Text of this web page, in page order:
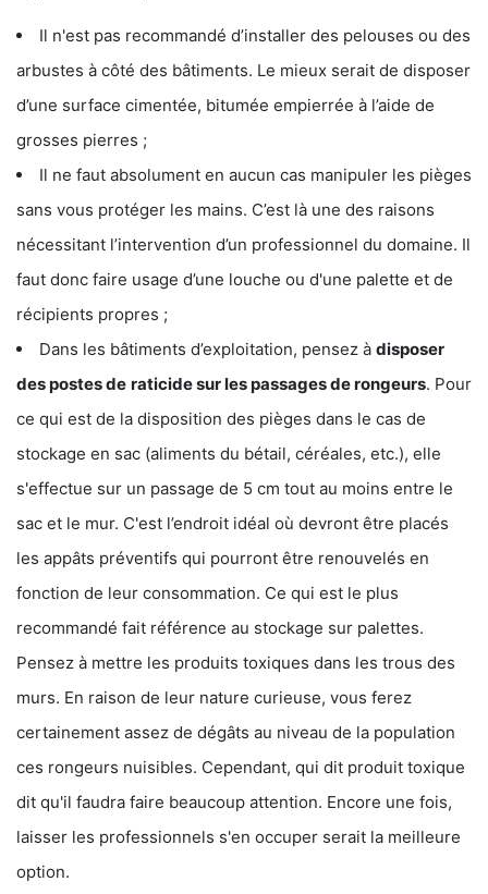
Il n'est pas recommandé d’installer des pelouses ou des
arbustes à côté des bâtiments. Le mieux serait de disposer
d’une surface cimentée, bitumée empierrée à l’aide de
grosses pierres ;
Il ne faut absolument en aucun cas manipuler les pièges
sans vous protéger les mains. C’est là une des raisons
nécessitant l’intervention d’un professionnel du domaine. Il
faut donc faire usage d’une louche ou d'une palette et de
récipients propres ;
Dans les bâtiments d’exploitation, pensez à disposer
des postes de raticide sur les passages de rongeurs. Pour
ce qui est de la disposition des pièges dans le cas de
stockage en sac (aliments du bétail, céréales, etc.), elle
s'effectue sur un passage de 5 cm tout au moins entre le
sac et le mur. C'est l’endroit idéal où devront être placés
les appâts préventifs qui pourront être renouvelés en
fonction de leur consommation. Ce qui est le plus
recommandé fait référence au stockage sur palettes.
Pensez à mettre les produits toxiques dans les trous des
murs. En raison de leur nature curieuse, vous ferez
certainement assez de dégâts au niveau de la population
ces rongeurs nuisibles. Cependant, qui dit produit toxique
dit qu'il faudra faire beaucoup attention. Encore une fois,
laisser les professionnels s'en occuper serait la meilleure
option.